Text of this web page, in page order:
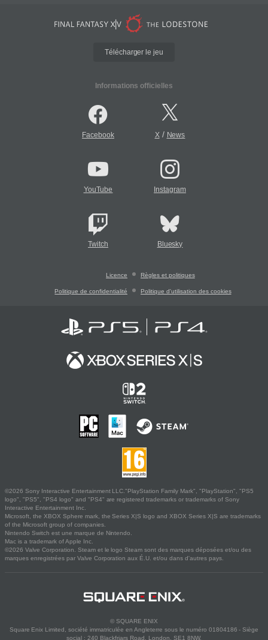
Télécharger le jeu
Informations officielles
Facebook X/ News
YouTube Instagram
Twitch Bluesky
Licence Règles et politiques
Politique de confidentialité Politique d'utilisation des cookies
©2026 Sony Interactive Entertainment LLC."PlayStation Family Mark", "PlayStation", "PS5
logo", "PS5", "PS4 logo" and "PS4" are registered trademarks or trademarks of Sony
Interactive Entertainment Inc.
Microsoft, the XBOX Sphere mark, the Series X|S logo and XBOX Series X|S are trademarks
of the Microsoft group of companies.
Nintendo Switch est une marque de Nintendo.
Mac is a trademark of Apple Inc.
©2026 Valve Corporation. Steam et le logo Steam sont des marques déposées et/ou des
marques enregistrées par Valve Corporation aux É.U. et/ou dans d'autres pays.
© SQUARE ENIX
Square Enix Limited, société immatriculée en Angleterre sous le numéro 01804186 - Siège
social : 240 Blackfriars Road, London, SE1 8NW.